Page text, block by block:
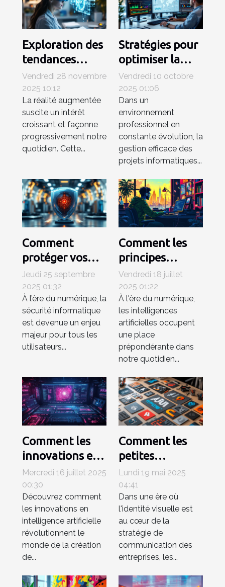
Exploration des
tendances
émergentes en
réalité
augmentée
Vendredi 28 novembre
2025 10:12
La réalité augmentée
suscite un intérêt
croissant et façonne
progressivement notre
quotidien. Cette...
Stratégies pour
optimiser la
gestion de
projets
informatiques
en entreprise
Vendredi 10 octobre
2025 01:06
Dans un
environnement
professionnel en
constante évolution, la
gestion efficace des
projets informatiques...
Comment
protéger vos
appareils des
logiciels
malveillants les
plus récents ?
Jeudi 25 septembre
2025 01:32
À l’ère du numérique, la
sécurité informatique
est devenue un enjeu
majeur pour tous les
utilisateurs...
Comment les
principes
éthiques
influencent-ils
le
développement
de l'IA ?
Vendredi 18 juillet
2025 01:22
À l'ère du numérique,
les intelligences
artificielles occupent
une place
prépondérante dans
notre quotidien...
Comment les
innovations en
IA
transforment-
elles la création
de contenu
numérique ?
Mercredi 16 juillet 2025
00:30
Découvrez comment
les innovations en
intelligence artificielle
révolutionnent le
monde de la création
de...
Comment les
petites
entreprises
peuvent tirer
profit des
générateurs de
logo AI
Lundi 19 mai 2025
04:41
Dans une ère où
l'identité visuelle est
au cœur de la
stratégie de
communication des
entreprises, les...